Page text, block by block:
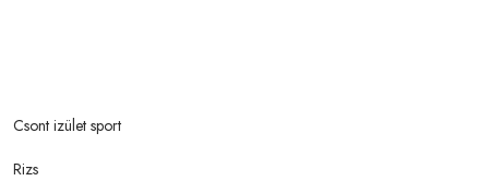
Csont izület sport
Rizs